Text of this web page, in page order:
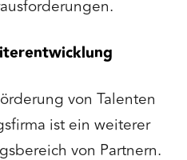
von Talenten
ist ein weiterer
von Partnern.